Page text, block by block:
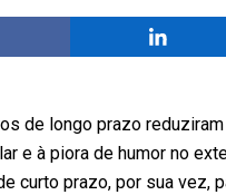
de longo prazo
e à piora de humor no
curto prazo, por sua vez,